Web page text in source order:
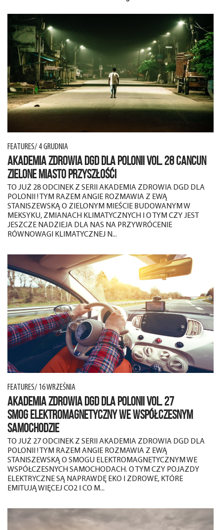
FEATURES/ 4 GRUDNIA
AKADEMIA ZDROWIA DGD DLA POLONII VOL. 28 CANCUN
ZIELONE MIASTO PRZYSZŁOŚĆI
TO JUŻ 28 ODCINEK Z SERII AKADEMIA ZDROWIA DGD DLA
POLONII ! TYM RAZEM ANGIE ROZMAWIA Z EWĄ
STANISZEWSKĄ O ZIELONYM MIEŚCIE BUDOWANYM W
MEKSYKU, ZMIANACH KLIMATYCZNYCH I O TYM CZY JEST
JESZCZE NADZIEJA DLA NAS NA PRZYWRÓCENIE
RÓWNOWAGI KLIMATYCZNEJ N...
FEATURES/ 16 WRZEŚNIA
AKADEMIA ZDROWIA DGD DLA POLONII VOL. 27
SMOG ELEKTROMAGNETYCZNY WE WSPÓŁCZESNYM
SAMOCHODZIE
TO JUŻ 27 ODCINEK Z SERII AKADEMIA ZDROWIA DGD DLA
POLONII ! TYM RAZEM ANGIE ROZMAWIA Z EWĄ
STANISZEWSKĄ O SMOGU ELEKTROMAGNETYCZNYM WE
WSPÓŁCZESNYCH SAMOCHODACH. O TYM CZY POJAZDY
ELEKTRYCZNE SĄ NAPRAWDĘ EKO I ZDROWE, KTÓRE
EMITUJĄ WIĘCEJ CO2 I CO M...